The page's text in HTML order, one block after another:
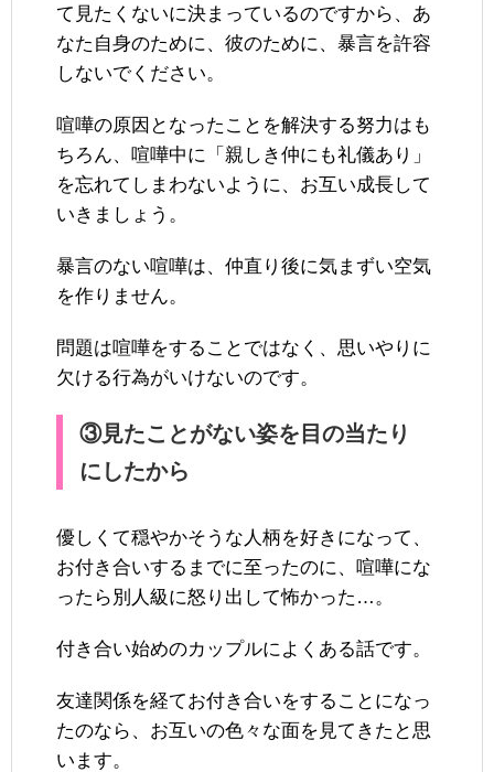
て見たくないに決まっているのですから、あ
なた自身のために、彼のために、暴言を許容
しないでください。
喧嘩の原因となったことを解決する努力はも
ちろん、喧嘩中に「親しき仲にも礼儀あり」
を忘れてしまわないように、お互い成長して
いきましょう。
暴言のない喧嘩は、仲直り後に気まずい空気
を作りません。
問題は喧嘩をすることではなく、思いやりに
欠ける行為がいけないのです。
③見たことがない姿を目の当たり
にしたから
優しくて穏やかそうな人柄を好きになって、
お付き合いするまでに至ったのに、喧嘩にな
ったら別人級に怒り出して怖かった…。
付き合い始めのカップルによくある話です。
友達関係を経てお付き合いをすることになっ
たのなら、お互いの色々な面を見てきたと思
います。